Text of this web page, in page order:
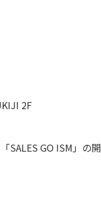
2F
SALES GO ISM」の開